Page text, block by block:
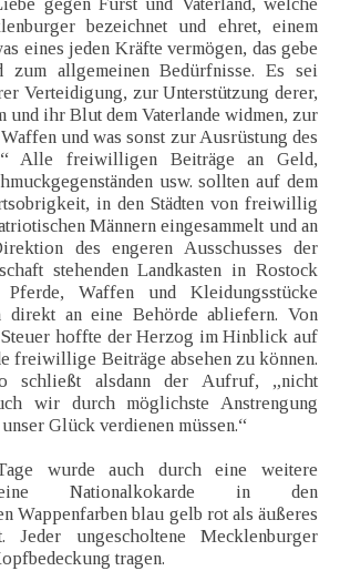
gegen Fürst und Vaterland, welche
bezeichnet und ehret, einem
eines jeden Kräfte vermögen, das gebe
zum allgemeinen Bedürfnisse. Es sei
Verteidigung, zur Unterstützung derer,
und ihr Blut dem Vaterlande widmen, zur
und was sonst zur Ausrüstung des
Alle freiwilligen Beiträge an Geld,
usw. sollten auf dem
in den Städten von freiwillig
Männern eingesammelt und an
des engeren Ausschusses der
stehenden Landkasten in Rostock
Pferde, Waffen und Kleidungsstücke
direkt an eine Behörde abliefern. Von
Steuer hoffte der Herzog im Hinblick auf
freiwillige Beiträge absehen zu können.
schließt alsdann der Aufruf, „nicht
wir durch möglichste Anstrengung
Glück verdienen müssen.“
wurde auch durch eine weitere
Nationalkokarde in den
Wappenfarben blau gelb rot als äußeres
Jeder ungescholtene Mecklenburger
tragen.